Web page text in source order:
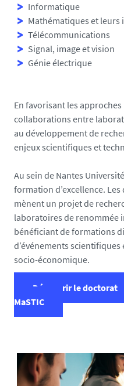
Informatique
Mathématiques et leurs
Télécommunications
Signal, image et vision
Génie électrique
En favorisant les
collaborations entre
au développement de
enjeux scientifiques et
Au sein de Nantes
formation d’excellence.
mènent un projet de
laboratoires de renommée
bénéficiant de formations
d’événements
socio-économique.
Découvrir le doctorat
MaSTIC